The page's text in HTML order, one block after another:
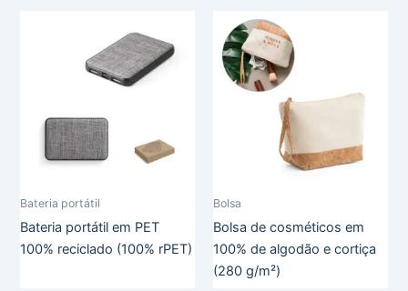
Bateria portátil
Bateria portátil em PET
100% reciclado (100% rPET)
Bolsa
Bolsa de cosméticos em
100% de algodão e cortiça
(280 g/m²)